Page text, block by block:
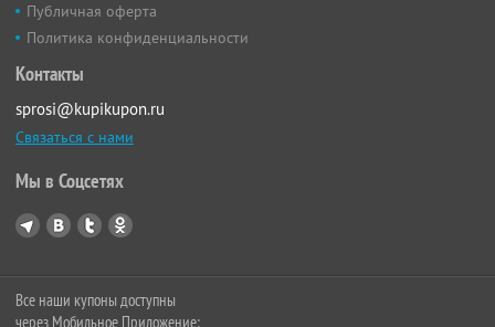
Публичная оферта
Политика конфиденциальности
Контакты
sprosi@kupikupon.ru
Связаться с нами
Мы в Соцсетях
Все наши купоны доступны
через Мобильное Приложение: